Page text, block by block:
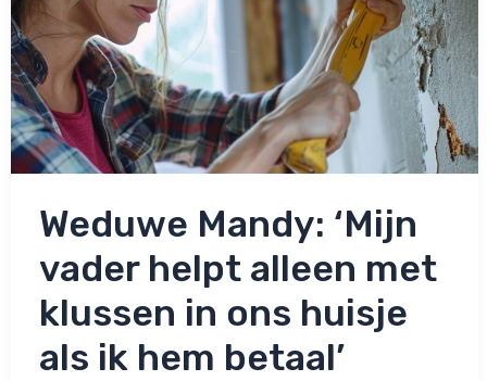
Weduwe Mandy: ‘Mijn
vader helpt alleen met
klussen in ons huisje
als ik hem betaal’